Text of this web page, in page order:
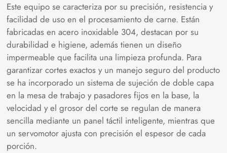
Este equipo se caracteriza por su precisión, resistencia y
facilidad de uso en el procesamiento de carne. Están
fabricadas en acero inoxidable 304, destacan por su
durabilidad e higiene, además tienen un diseño
impermeable que facilita una limpieza profunda. Para
garantizar cortes exactos y un manejo seguro del producto
se ha incorporado un sistema de sujeción de doble capa
en la mesa de trabajo y pasadores fijos en la base, la
velocidad y el grosor del corte se regulan de manera
sencilla mediante un panel táctil inteligente, mientras que
un servomotor ajusta con precisión el espesor de cada
porción.